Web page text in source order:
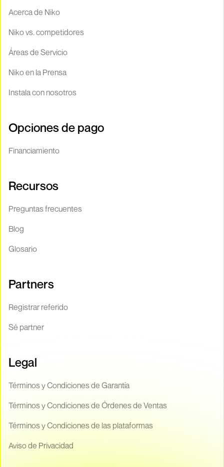
Acerca de Niko
Niko vs. competidores
Áreas de Servicio
Niko en la Prensa
Instala con nosotros
Opciones de pago
Financiamiento
Recursos
Preguntas frecuentes
Blog
Glosario
Partners
Registrar referido
Sé partner
Legal
Términos y Condiciones de Garantía
Términos y Condiciones de Órdenes de Ventas
Términos y Condiciones de las plataformas
Aviso de Privacidad